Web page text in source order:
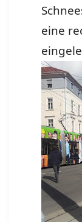
eine